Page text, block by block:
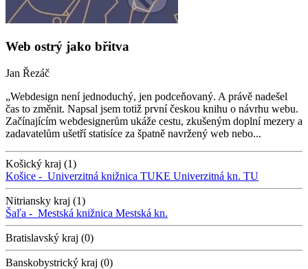
Web ostrý jako břitva
Jan Řezáč
„Webdesign není jednoduchý, jen podceňovaný. A právě nadešel
čas to změnit. Napsal jsem totiž první českou knihu o návrhu webu.
Začínajícím webdesignerům ukáže cestu, zkušeným doplní mezery a
zadavatelům ušetří statisíce za špatně navržený web nebo...
Košický kraj (1)
Košice - Univerzitná knižnica TUKE Univerzitná kn. TU
Nitriansky kraj (1)
Šaľa - Mestská knižnica Mestská kn.
Bratislavský kraj (0)
Banskobystrický kraj (0)